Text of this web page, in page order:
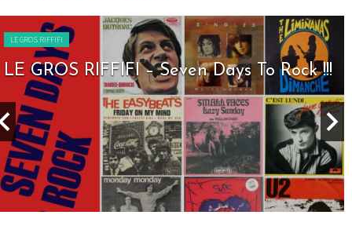
LE GROS RIFFIFI
LE GROS RIFFIFI – Seven Days To Rock !!!